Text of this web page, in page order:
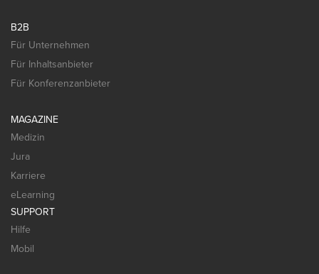
B2B
Für Unternehmen
Für Inhaltsanbieter
Für Konferenzanbieter
MAGAZINE
Medizin
Jura
Karriere
eLearning
SUPPORT
Hilfe
Mobil